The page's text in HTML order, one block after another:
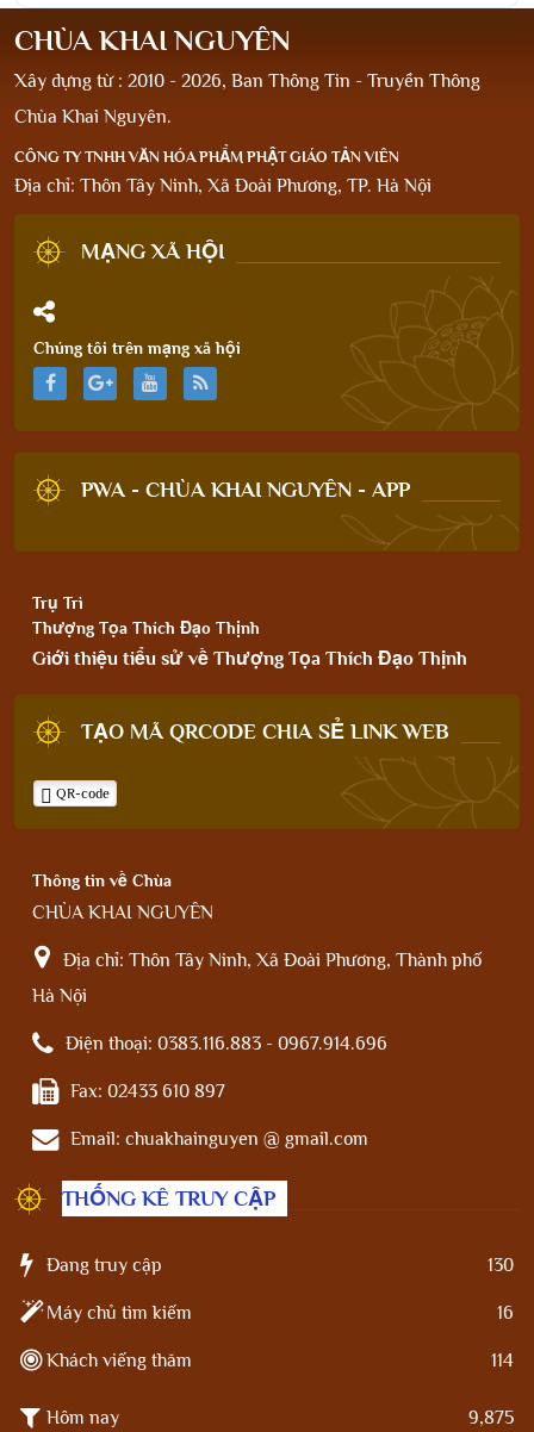
CHÙA KHAI NGUYÊN
Xây dựng từ : 2010 - 2026, Ban Thông Tin - Truyền Thông
Chùa Khai Nguyên.
CÔNG TY TNHH VĂN HÓA PHẨM PHẬT GIÁO TẢN VIÊN
Địa chỉ: Thôn Tây Ninh, Xã Đoài Phương, TP. Hà Nội
MẠNG XÃ HỘI
Chúng tôi trên mạng xã hội
PWA - CHÙA KHAI NGUYÊN - APP
Trụ Trì
Thượng Tọa Thích Đạo Thịnh
Giới thiệu tiểu sử về Thượng Tọa Thích Đạo Thịnh
TẠO MÃ QRCODE CHIA SẺ LINK WEB
QR-code
Thông tin về Chùa
CHÙA KHAI NGUYÊN
Địa chỉ: Thôn Tây Ninh, Xã Đoài Phương, Thành phố
Hà Nội
Điện thoại: 0383.116.883 - 0967.914.696
Fax: 02433 610 897
Email: chuakhainguyen @ gmail.com
THỐNG KÊ TRUY CẬP
Đang truy cập 130
Máy chủ tìm kiếm 16
Khách viếng thăm 114
Hôm nay 9,875